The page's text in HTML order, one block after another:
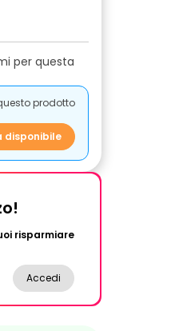
per questa
prodotto
disponibile
risparmiare
Accedi